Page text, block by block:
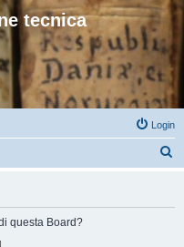
tecnica
Login
questa Board?